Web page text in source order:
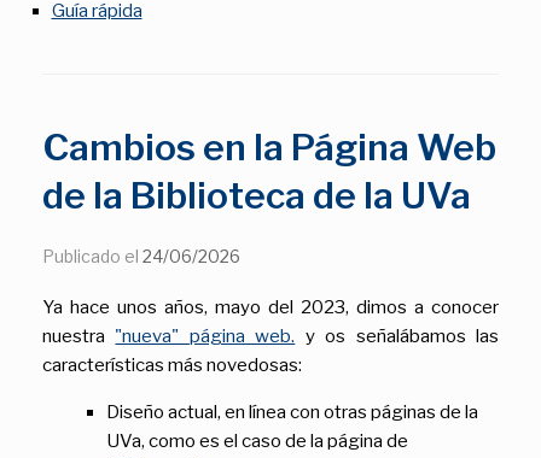
Guía rápida
Cambios en la Página Web
de la Biblioteca de la UVa
Publicado el 24/06/2026
Ya hace unos años, mayo del 2023, dimos a conocer
nuestra "nueva" página web. y os señalábamos las
características más novedosas:
Diseño actual, en línea con otras páginas de la
UVa, como es el caso de la página de